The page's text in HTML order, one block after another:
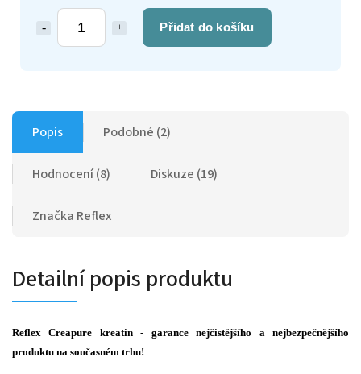
Přidat do košíku
Popis Podobné (2)
Hodnocení (8) Diskuze (19)
Značka Reflex
Detailní popis produktu
Reflex Creapure kreatin- garance nejčistějšího a nejbezpečnějšího
produktu na současném trhu!